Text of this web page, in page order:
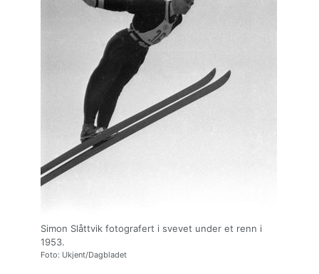
Simon Slåttvik fotografert i svevet under et renn i
1953.
Foto: Ukjent/Dagbladet